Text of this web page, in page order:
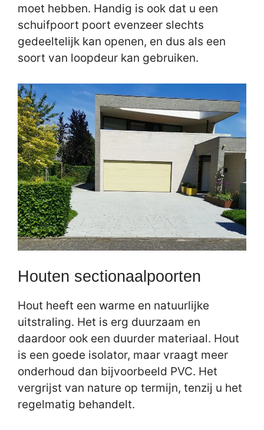
moet hebben. Handig is ook dat u een
schuifpoort poort evenzeer slechts
gedeeltelijk kan openen, en dus als een
soort van loopdeur kan gebruiken.
Houten sectionaalpoorten
Hout heeft een warme en natuurlijke
uitstraling. Het is erg duurzaam en
daardoor ook een duurder materiaal. Hout
is een goede isolator, maar vraagt meer
onderhoud dan bijvoorbeeld PVC. Het
vergrijst van nature op termijn, tenzij u het
regelmatig behandelt.